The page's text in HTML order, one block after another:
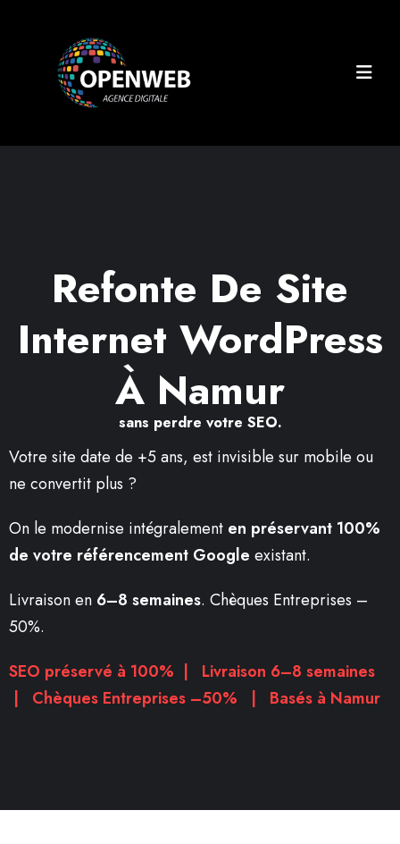
Refonte De Site
Internet WordPress
À Namur
sans perdre votre SEO.
Votre site date de +5 ans, est invisible sur mobile ou
ne convertit plus ?
On le modernise intégralement en préservant 100%
de votre référencement Google existant.
Livraison en 6–8 semaines. Chèques Entreprises –
50%.
SEO préservé à 100% | Livraison 6–8 semaines
| Chèques Entreprises –50% | Basés à Namur